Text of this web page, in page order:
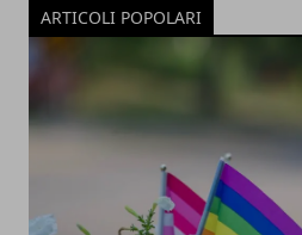
ARTICOLI POPOLARI